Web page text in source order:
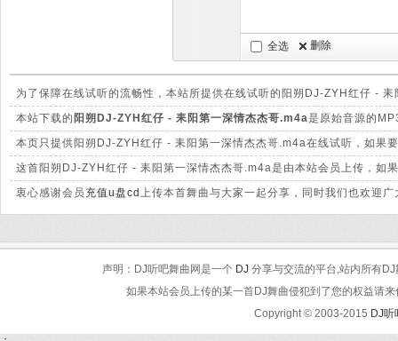
全选 删除
为了保障在线试听的流畅性，本站所提供在线试听的阳朔DJ-ZYH红仔 -
别。
本站下载的 阳朔DJ-ZYH红仔 - 耒阳第一深情杰杰哥.m4a是原始音源的
本页只提供阳朔DJ-ZYH红仔 - 耒阳第一深情杰杰哥.m4a在线试听，如果
这首阳朔DJ-ZYH红仔 - 耒阳第一深情杰杰哥.m4a是由本站会员上传，如
衷心感谢会员 充值u盘cd 上传本首舞曲与大家一起分享，同时我们也欢迎
声明：DJ听吧舞曲网是一个 DJ 分享与交流的平台,站内所有
如果本站会员上传的某一首DJ舞曲侵犯到了您的权益请
Copyright © 2003-2015 DJ